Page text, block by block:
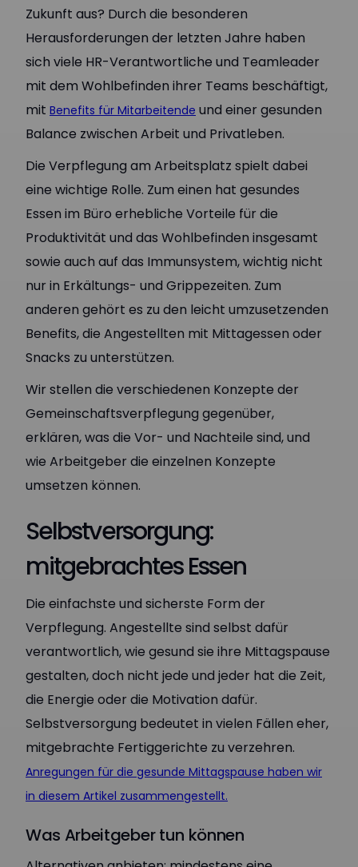
Zukunft aus? Durch die besonderen
Herausforderungen der letzten Jahre haben
sich viele HR-Verantwortliche und Teamleader
mit dem Wohlbefinden ihrer Teams beschäftigt,
mit Benefits für Mitarbeitende und einer gesunden
Balance zwischen Arbeit und Privatleben.
Die Verpflegung am Arbeitsplatz spielt dabei
eine wichtige Rolle. Zum einen hat gesundes
Essen im Büro erhebliche Vorteile für die
Produktivität und das Wohlbefinden insgesamt
sowie auch auf das Immunsystem, wichtig nicht
nur in Erkältungs- und Grippezeiten. Zum
anderen gehört es zu den leicht umzusetzenden
Benefits, die Angestellten mit Mittagessen oder
Snacks zu unterstützen.
Wir stellen die verschiedenen Konzepte der
Gemeinschaftsverpflegung gegenüber,
erklären, was die Vor- und Nachteile sind, und
wie Arbeitgeber die einzelnen Konzepte
umsetzen können.
Selbstversorgung:
mitgebrachtes Essen
Die einfachste und sicherste Form der
Verpflegung. Angestellte sind selbst dafür
verantwortlich, wie gesund sie ihre Mittagspause
gestalten, doch nicht jede und jeder hat die Zeit,
die Energie oder die Motivation dafür.
Selbstversorgung bedeutet in vielen Fällen eher,
mitgebrachte Fertiggerichte zu verzehren.
Anregungen für die gesunde Mittagspause haben wir
in diesem Artikel zusammengestellt.
Was Arbeitgeber tun können